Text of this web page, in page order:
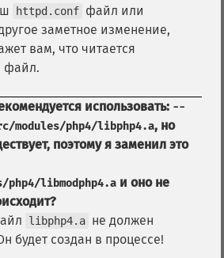
httpd.conf файл или
заметное изменение,
вам, что читается
файл.
использовать: --
modules/php4/libphp4.a, но
поэтому я заменил это
php4/libmodphp4.a и оно не
libphp4.a не должен
будет создан в процессе!